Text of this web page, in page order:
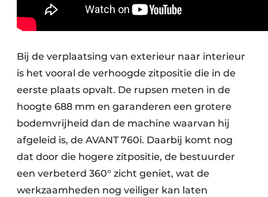
Bij de verplaatsing van exterieur naar interieur
is het vooral de verhoogde zitpositie die in de
eerste plaats opvalt. De rupsen meten in de
hoogte 688 mm en garanderen een grotere
bodemvrijheid dan de machine waarvan hij
afgeleid is, de AVANT 760i. Daarbij komt nog
dat door die hogere zitpositie, de bestuurder
een verbeterd 360° zicht geniet, wat de
werkzaamheden nog veiliger kan laten